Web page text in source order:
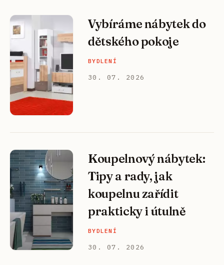
Vybíráme nábytek do
dětského pokoje
BYDLENÍ
30. 07. 2026
Koupelnový nábytek:
Tipy a rady, jak
koupelnu zařídit
prakticky i útulně
BYDLENÍ
30. 07. 2026